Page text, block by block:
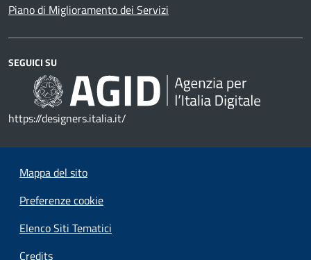
Piano di Miglioramento dei Servizi
SEGUICI SU
https://designers.italia.it/
Mappa del sito
Preferenze cookie
Elenco Siti Tematici
Credits